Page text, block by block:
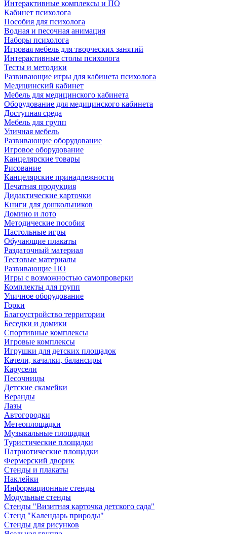
Интерактивные комплексы и ПО
Кабинет психолога
Пособия для психолога
Водная и песочная анимация
Наборы психолога
Игровая мебель для творческих занятий
Интерактивные столы психолога
Тесты и методики
Развивающие игры для кабинета психолога
Медицинский кабинет
Мебель для медицинского кабинета
Оборудование для медицинского кабинета
Доступная среда
Мебель для групп
Уличная мебель
Развивающие оборудование
Игровое оборудование
Канцелярские товары
Рисование
Канцелярские принадлежности
Печатная продукция
Дидактические карточки
Книги для дошкольников
Домино и лото
Методические пособия
Настольные игры
Обучающие плакаты
Раздаточный материал
Тестовые материалы
Развивающие ПО
Игры с возможностью самопроверки
Комплекты для групп
Уличное оборудование
Горки
Благоустройство территории
Беседки и домики
Спортивные комплексы
Игровые комплексы
Игрушки для детских площадок
Качели, качалки, балансиры
Карусели
Песочницы
Детские скамейки
Веранды
Лазы
Автогородки
Метеоплощадки
Музыкальные площадки
Туристические площадки
Патриотические площадки
Фермерский дворик
Стенды и плакаты
Наклейки
Информационные стенды
Модульные стенды
Стенды "Визитная карточка детского сада"
Стенд "Календарь природы"
Стенды для рисунков